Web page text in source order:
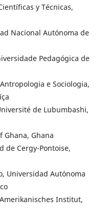
y Técnicas,
Nacional Autónoma de
Pedagógica de
e Sociologia,
de Lubumbashi,
Ghana, Ghana
de Cergy-Pontoise,
Universidad Autónoma
Institut,